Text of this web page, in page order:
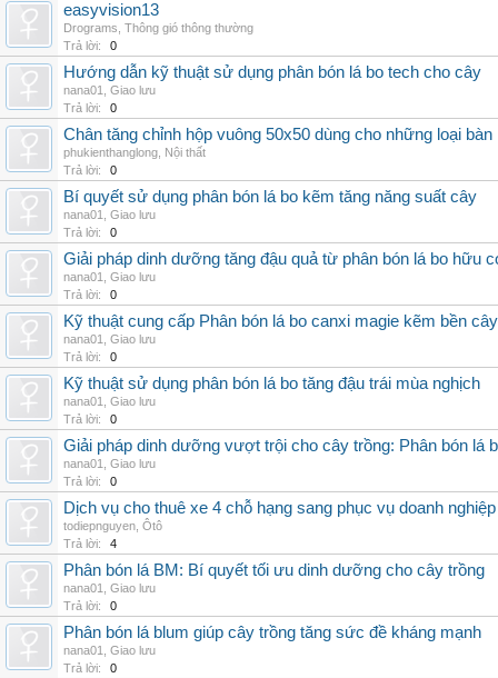
easyvision13
Drograms Thông gió thông thường
Trả lời:
0
Hướng dẫn kỹ thuật sử dụng phân bón lá bo tech cho cây
nana01
Giao lưu
Trả lời:
0
Chân tăng chỉnh hộp vuông 50x50 dùng cho những loại bàn
phukienthanglong Nội thất
Trả lời:
0
Bí quyết sử dụng phân bón lá bo kẽm tăng năng suất cây
nana01
Giao lưu
Trả lời:
0
Giải pháp dinh dưỡng tăng đậu quả từ phân bón lá bo hữu
nana01
Giao lưu
Trả lời:
0
Kỹ thuật cung cấp Phân bón lá bo canxi magie kẽm bền cây
nana01
Giao lưu
Trả lời:
0
Kỹ thuật sử dụng phân bón lá bo tăng đậu trái mùa nghịch
nana01
Giao lưu
Trả lời:
0
Giải pháp dinh dưỡng vượt trội cho cây trồng: Phân bón lá
nana01
Giao lưu
Trả lời:
0
Dịch vụ cho thuê xe 4 chỗ hạng sang phục vụ doanh
todiepnguyen Ôtô
Trả lời:
4
Phân bón lá BM: Bí quyết tối ưu dinh dưỡng cho cây trồng
nana01
Giao lưu
Trả lời:
0
Phân bón lá blum giúp cây trồng tăng sức đề kháng mạnh
nana01
Giao lưu
Trả lời:
0